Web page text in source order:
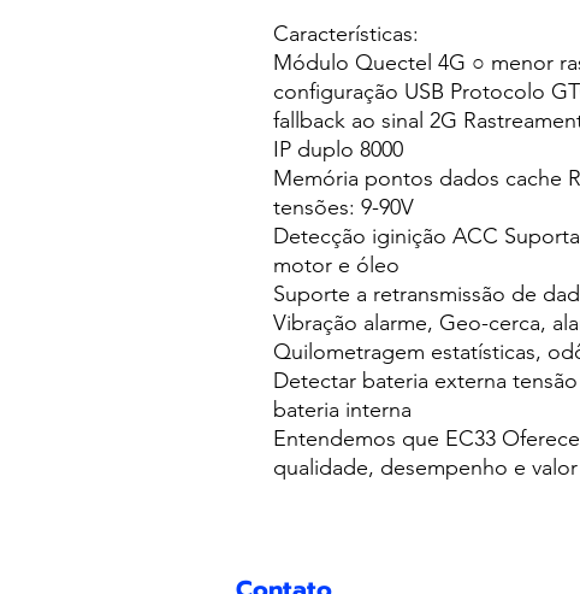
Características:
Módulo Quectel 4G ○ menor
configuração USB Protocolo
fallback ao sinal 2G
IP duplo 8000
Memória pontos dados cache
tensões: 9-90V
Detecção iginição ACC
motor e óleo
Suporte a retransmissão de
Vibração alarme, Geo-cerca,
Quilometragem estatísticas,
Detectar bateria externa
bateria interna
Entendemos que EC33
qualidade, desempenho e valor